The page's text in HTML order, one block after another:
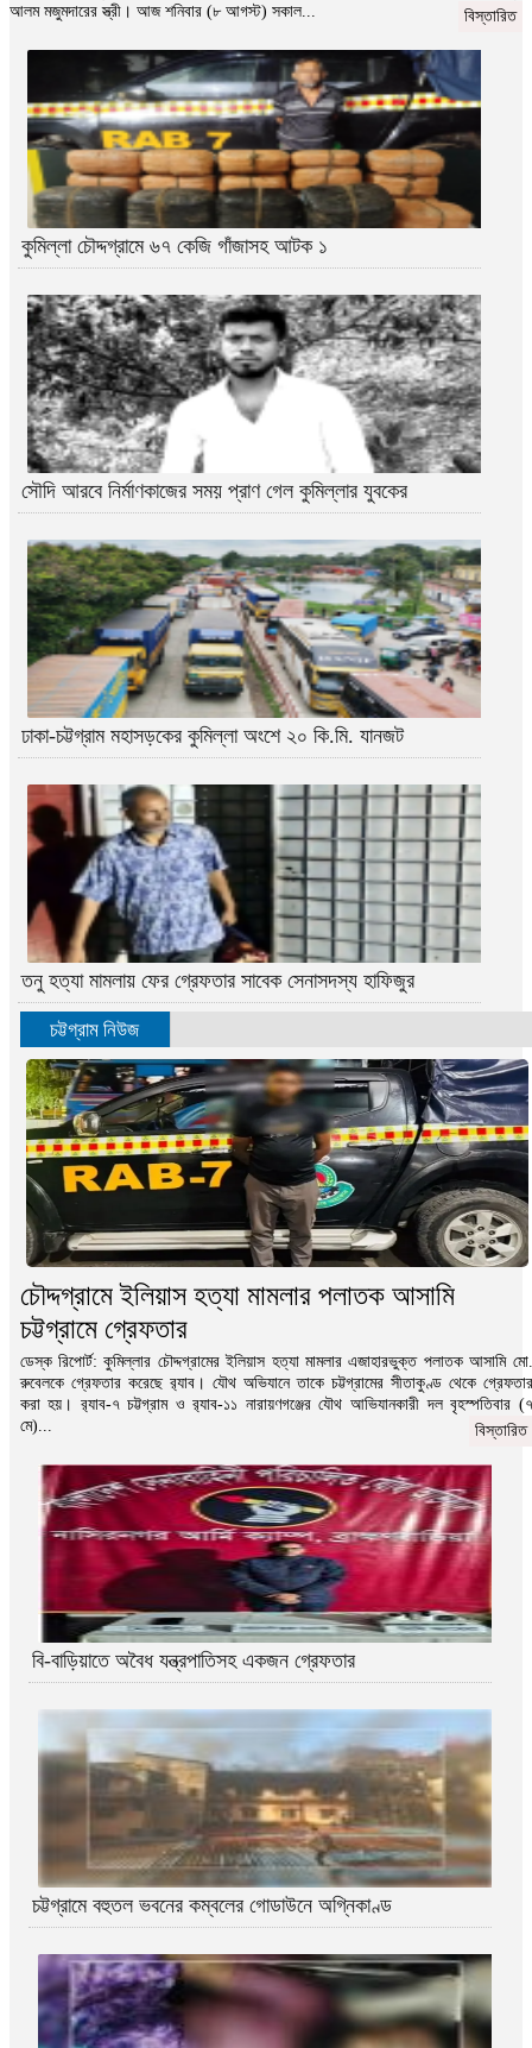
আলম মজুমদারের স্ত্রী। আজ শনিবার (৮ আগস্ট) সকাল...
বিস্তারিত
কুমিল্লা চৌদ্দগ্রামে ৬৭ কেজি গাঁজাসহ আটক ১
সৌদি আরবে নির্মাণকাজের সময় প্রাণ গেল কুমিল্লার যুবকের
ঢাকা-চট্টগ্রাম মহাসড়কের কুমিল্লা অংশে ২০ কি.মি. যানজট
তনু হত্যা মামলায় ফের গ্রেফতার সাবেক সেনাসদস্য হাফিজুর
চট্টগ্রাম নিউজ
চৌদ্দগ্রামে ইলিয়াস হত্যা মামলার পলাতক আসামি
চট্টগ্রামে গ্রেফতার
ডেস্ক রিপোর্ট: কুমিল্লার চৌদ্দগ্রামের ইলিয়াস হত্যা মামলার এজাহারভুক্ত পলাতক আসামি মো.
রুবেলকে গ্রেফতার করেছে র‌্যাব। যৌথ অভিযানে তাকে চট্টগ্রামের সীতাকুণ্ড থেকে গ্রেফতার
করা হয়। র‌্যাব-৭ চট্টগ্রাম ও র‌্যাব-১১ নারায়ণগঞ্জের যৌথ আভিযানকারী দল বৃহস্পতিবার (৭
মে)...
বিস্তারিত
বি-বাড়িয়াতে অবৈধ যন্ত্রপাতিসহ একজন গ্রেফতার
চট্টগ্রামে বহুতল ভবনের কম্বলের গোডাউনে অগ্নিকাণ্ড